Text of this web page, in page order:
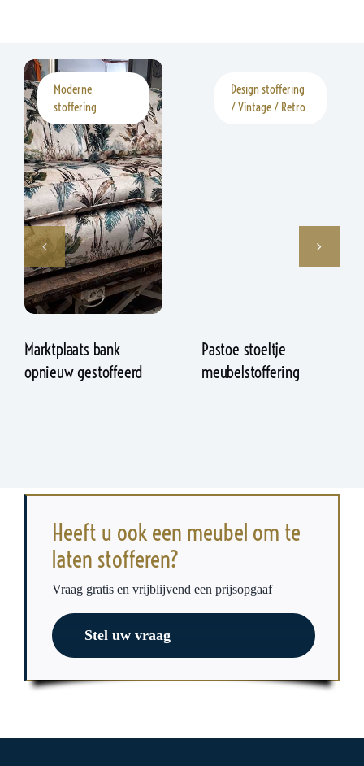
Moderne
stoffering
Marktplaats bank
opnieuw gestoffeerd
Design stoffering
/ Vintage / Retro
Pastoe stoeltje
meubelstoffering
Heeft u ook een meubel om te
laten stofferen?
Vraag gratis en vrijblijvend een prijsopgaaf
Stel uw vraag